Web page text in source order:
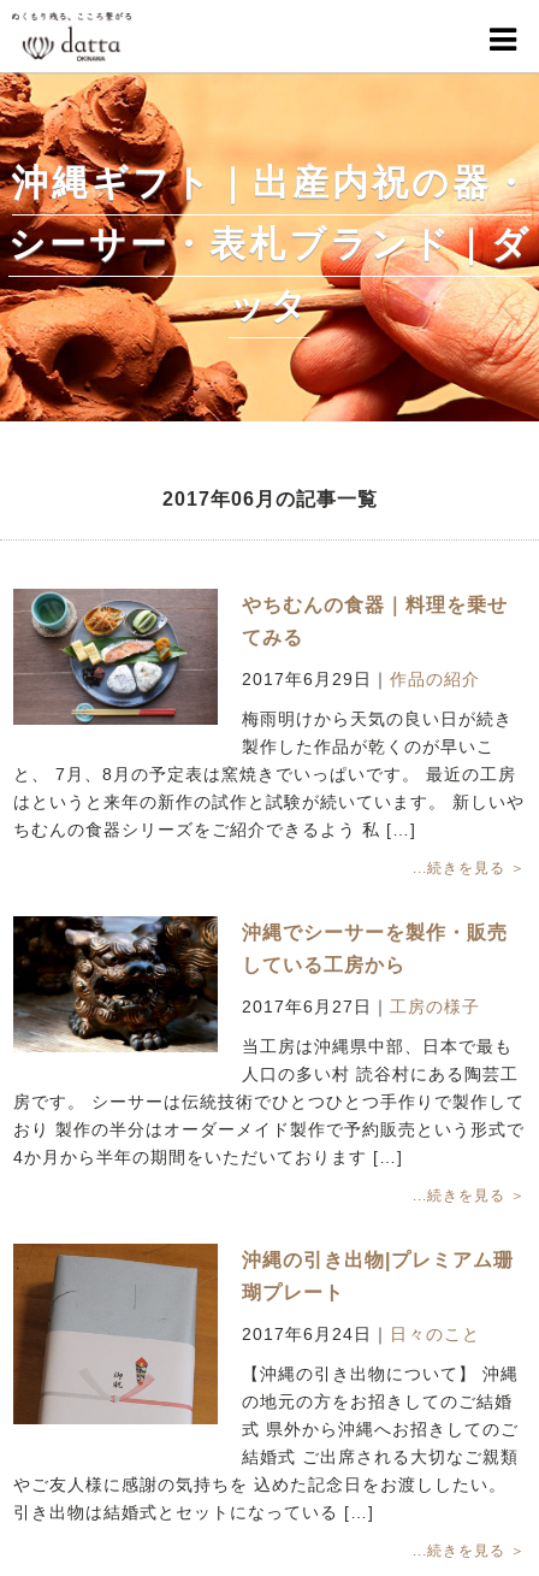
沖縄ギフト｜出産内祝の器・
シーサー・表札ブランド｜ダ
ッタ
2017年06月の記事一覧
やちむんの食器｜料理を乗せ
てみる
2017年6月29日 ｜作品の紹介
梅雨明けから天気の良い日が続き
製作した作品が乾くのが早いこ
と、 7月、8月の予定表は窯焼きでいっぱいです。 最近の工房
はというと来年の新作の試作と試験が続いています。 新しいや
ちむんの食器シリーズをご紹介できるよう 私 […]
...続きを見る ＞
沖縄でシーサーを製作・販売
している工房から
2017年6月27日 ｜ 工房の様子
当工房は沖縄県中部、日本で最も
人口の多い村 読谷村にある陶芸工
房です。 シーサーは伝統技術でひとつひとつ手作りで製作して
おり 製作の半分はオーダーメイド製作で予約販売という形式で
4か月から半年の期間をいただいております […]
...続きを見る ＞
沖縄の引き出物|プレミアム珊
瑚プレート
2017年6月24日 ｜ 日々のこと
【沖縄の引き出物について】 沖縄
の地元の方をお招きしてのご結婚
式 県外から沖縄へお招きしてのご
結婚式 ご出席される大切なご親類
やご友人様に感謝の気持ちを 込めた記念日をお渡ししたい。
引き出物は結婚式とセットになっている […]
...続きを見る ＞